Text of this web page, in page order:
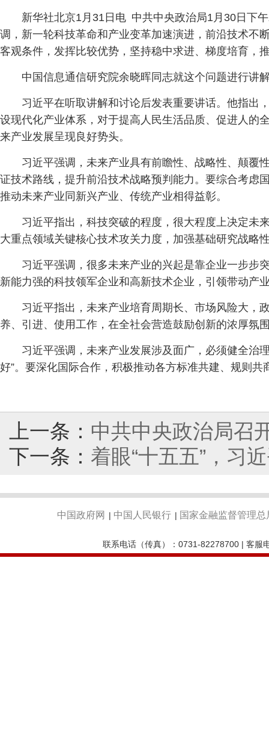
新华社北京1月31日电 中共中央政治局1月30日下
调，新一轮科技革命和产业变革加速演进，前沿技术不
客观条件，发挥比较优势，坚持稳中求进、梯度培育，
中国信息通信研究院余晓晖同志就这个问题进行讲
习近平在听取讲解和讨论后发表重要讲话。他指出
设现代化产业体系，对于提高人民生活品质、促进人的
来产业发展呈现良好势头。
习近平强调，未来产业具有前瞻性、战略性、颠覆
证技术路线，提升前沿技术战略预判能力。要综合考虑
推动未来产业同新兴产业、传统产业相得益彰。
习近平指出，科技突破的程度，很大程度上决定未
大重点领域关键核心技术攻关力度，加强基础研究战略
习近平强调，很多未来产业的兴起是靠企业一步步
新能力强的科技领军企业和高新技术企业，引领带动产
习近平指出，未来产业培育周期长、市场风险大，
养、引进、使用工作，在全社会营造鼓励创新的浓厚氛
习近平强调，未来产业发展涉及面广，必须健全治
好”。要深化国际合作，积极推动各方标准共建、规则
上一条： 中共中央政治局召
下一条： 着眼“十五五”，习
中国政府网 | 中国人民银行 | 国家金融监督管理总
联系电话（传真）：0731-82278700 | 客服